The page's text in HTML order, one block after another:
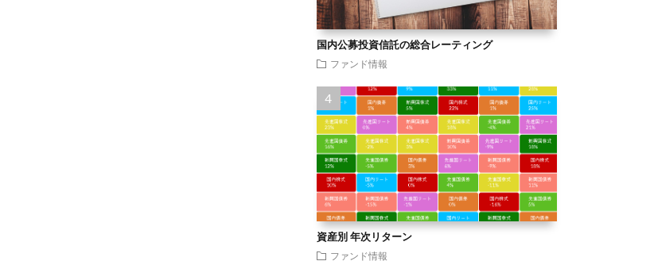
国内公募投資信託の総合レーティング
ファンド情報
資産別 年次リターン
ファンド情報